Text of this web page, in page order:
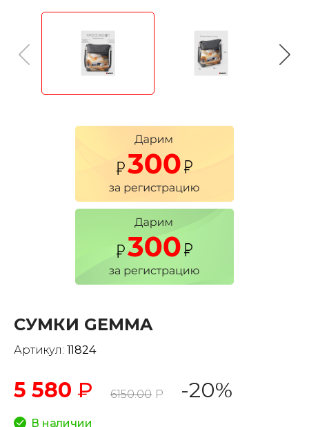
СУМКИ GEMMA
Артикул: 11824
5 580 ₽ 6150.00 Р -20%
В наличии